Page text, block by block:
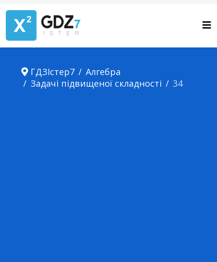
ГДЗІстер7
Алгебра
Задачі підвищеної складності
34